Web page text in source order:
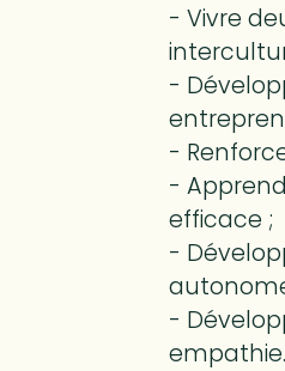
- Vivre
-
-
-
efficace ;
-
-
empathie.